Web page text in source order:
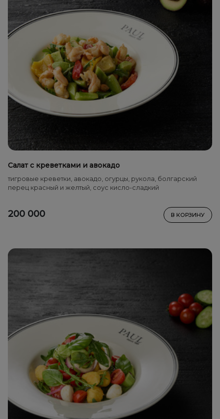
Салат с креветками и авокадо
тигровые креветки, авокадо, огурцы, рукола, болгарский
перец красный и желтый, соус кисло-сладкий
200 000 В КОРЗИНУ